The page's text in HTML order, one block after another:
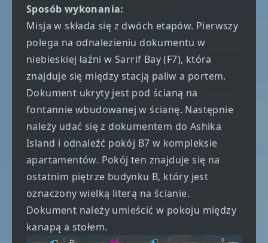
Sposób wykonania:
Misja w składa się z dwóch etapów. Pierwszy
polega na odnalezieniu dokumentu w
niebieskiej łaźni w Sarrif Bay (F7), która
znajduje się między stacją paliw a portem.
Dokument ukryty jest pod ścianą na
fontannie wbudowanej w ścianę. Następnie
należy udać się z dokumentem do Ashika
Island i odnaleźć pokój B7 w kompleksie
apartamentów. Pokój ten znajduje się na
ostatnim piętrze budynku B, który jest
oznaczony wielką literą na ścianie.
Dokument należy umieścić w pokoju między
kanapą a stołem.